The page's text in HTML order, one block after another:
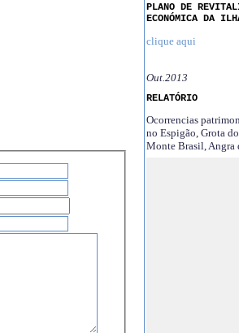
PLANO DE
ECONÓMICA DA
clique aqui
Out.2013
RELATÓRIO
Ocorrencias
no Espigão, Grota
Monte Brasil, Angra